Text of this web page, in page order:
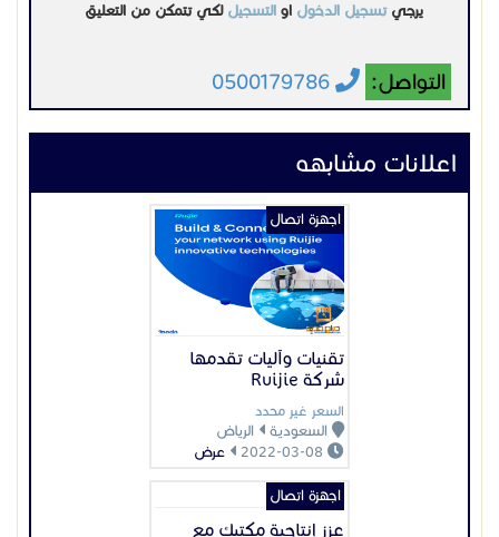
يرجيتسجيل الدخول او التسجيل لكي تتمكن من التعليق
التواصل: 0500179786
اعلانات مشابهه
تقنيات وآليات تقدمها
شركة Ruijie
السعر غير محدد
السعودية
الرياض
عرض
اجهزة اتصال
عزز إنتاجية مكتبك مع
اجهزة اتصال